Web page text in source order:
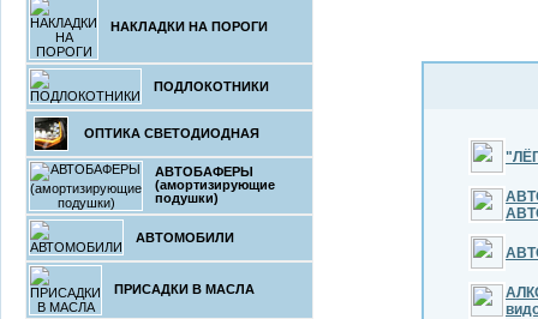
НАКЛАДКИ НА ПОРОГИ
ПОДЛОКОТНИКИ
ОПТИКА СВЕТОДИОДНАЯ
АВТОБАФЕРЫ
(амортизирующие
подушки)
АВТОМОБИЛИ
ПРИСАДКИ В МАСЛА